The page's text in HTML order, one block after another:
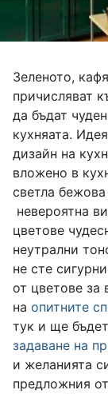
Зеленото,
причисляват
да бъдат
кухняата.
дизайн на
вложено в
светла
невероятна
цветове
неутрални
не сте
от цветове за
на опитните
тук и ще
задаване на
и желанията
предложния